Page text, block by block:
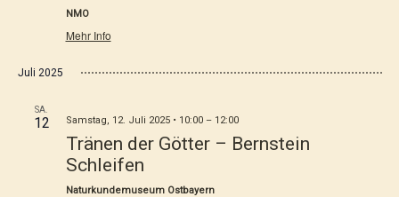
NMO
Mehr Info
Juli 2025
SA.
12 Samstag, 12. Juli 2025 • 10:00– 12:00
Tränen der Götter – Bernstein
Schleifen
Naturkundemuseum Ostbayern